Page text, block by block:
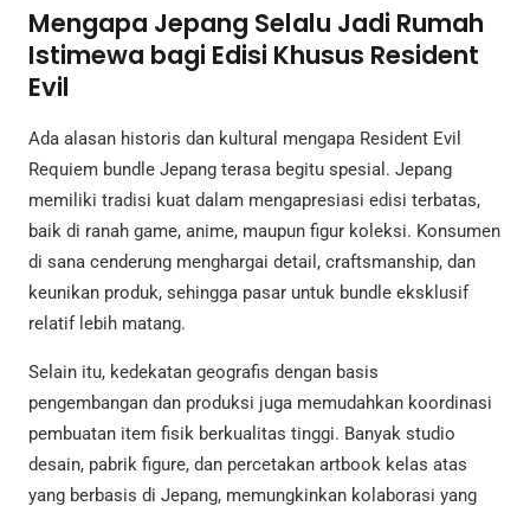
Mengapa Jepang Selalu Jadi Rumah
Istimewa bagi Edisi Khusus Resident
Evil
Ada alasan historis dan kultural mengapa Resident Evil
Requiem bundle Jepang terasa begitu spesial. Jepang
memiliki tradisi kuat dalam mengapresiasi edisi terbatas,
baik di ranah game, anime, maupun figur koleksi. Konsumen
di sana cenderung menghargai detail, craftsmanship, dan
keunikan produk, sehingga pasar untuk bundle eksklusif
relatif lebih matang.
Selain itu, kedekatan geografis dengan basis
pengembangan dan produksi juga memudahkan koordinasi
pembuatan item fisik berkualitas tinggi. Banyak studio
desain, pabrik figure, dan percetakan artbook kelas atas
yang berbasis di Jepang, memungkinkan kolaborasi yang